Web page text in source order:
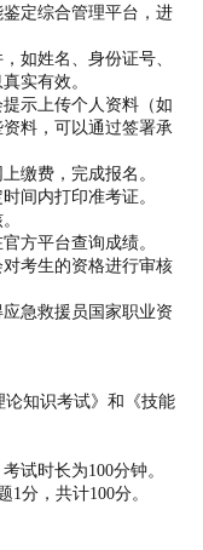
鉴定综合管理平台，进
如姓名、身份证号、
实有效。
示上传个人资料（如
料，可以通过签署承
缴费，完成报名。
间内打印准考证。
方平台查询成绩。
考生的资格进行审核
急救援员国家职业资
知识考试》和《技能
试时长为100分钟。
1分，共计100分。